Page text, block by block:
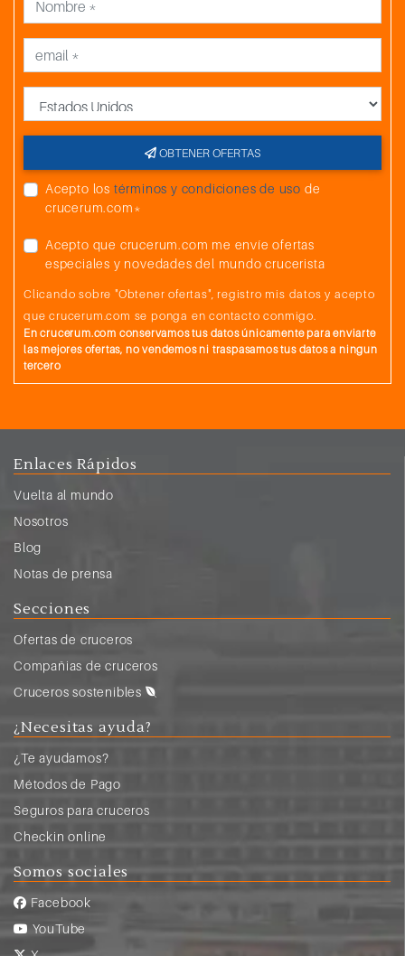
OBTENER OFERTAS
Acepto los términos y condiciones de uso de
crucerum.com*
Acepto que crucerum.com me envíe ofertas
especiales y novedades del mundo crucerista
Clicando sobre "Obtener ofertas", registro mis datos y acepto
que crucerum.com se ponga en contacto conmigo.
En crucerum.com conservamos tus datos únicamente para enviarte
las mejores ofertas, no vendemos ni traspasamos tus datos a ningun
tercero
Enlaces Rápidos
Vuelta al mundo
Nosotros
Blog
Notas de prensa
Secciones
Ofertas de cruceros
Compañias de cruceros
Cruceros sostenibles
¿Necesitas ayuda?
¿Te ayudamos?
Métodos de Pago
Seguros para cruceros
Checkin online
Somos sociales
Facebook
YouTube